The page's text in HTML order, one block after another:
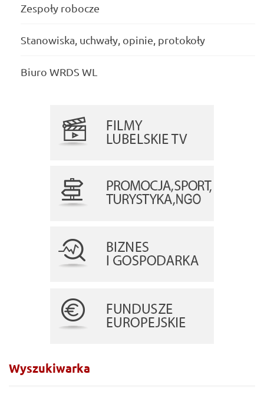
Zespoły robocze
Stanowiska, uchwały, opinie, protokoły
Biuro WRDS WL
Wyszukiwarka